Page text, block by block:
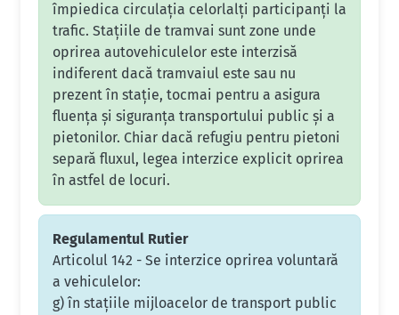
împiedica circulația celorlalți participanți la
trafic. Stațiile de tramvai sunt zone unde
oprirea autovehiculelor este interzisă
indiferent dacă tramvaiul este sau nu
prezent în stație, tocmai pentru a asigura
fluența și siguranța transportului public și a
pietonilor. Chiar dacă refugiu pentru pietoni
separă fluxul, legea interzice explicit oprirea
în astfel de locuri.
Regulamentul Rutier
Articolul 142 - Se interzice oprirea voluntară
a vehiculelor:
g) în staţiile mijloacelor de transport public